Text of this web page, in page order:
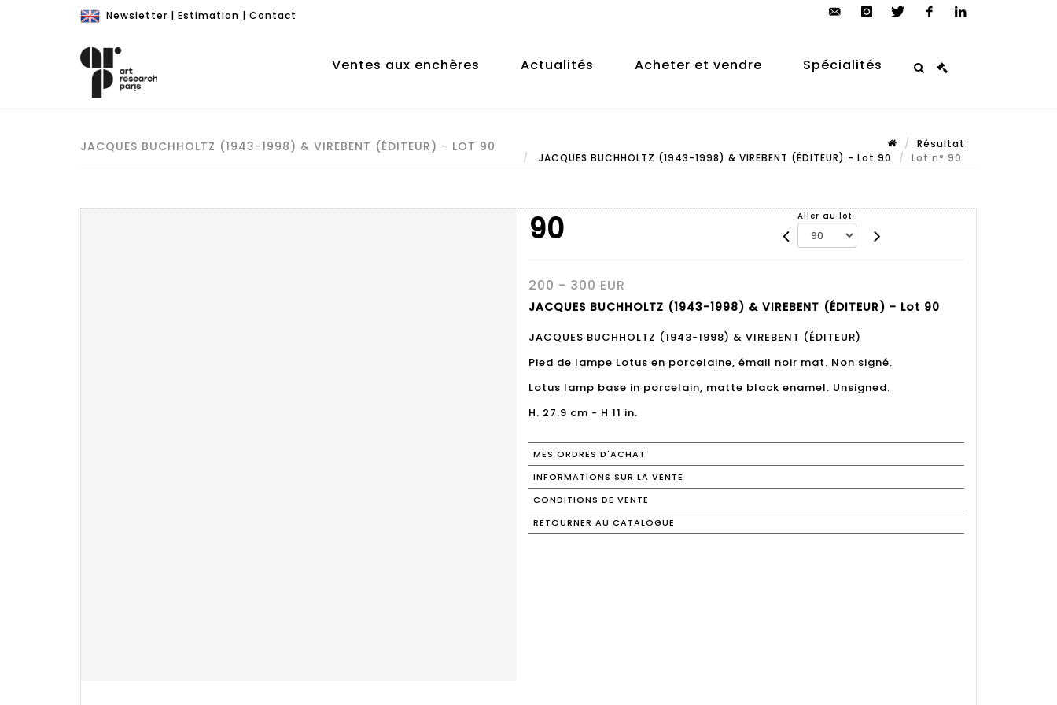
Newsletter | Estimation | Contact
auction.com
Ventes aux enchères Actualités Acheter et vendre Spécialités
JACQUES BUCHHOLTZ (1943-1998) & VIREBENT (ÉDITEUR) - LOT 90
Résultat
JACQUES BUCHHOLTZ (1943-1998) & VIREBENT (ÉDITEUR) - Lot 90
Lot n° 90
90 Aller au lot
200 - 300 EUR
JACQUES BUCHHOLTZ (1943-1998) & VIREBENT (ÉDITEUR) - Lot 90
JACQUES BUCHHOLTZ (1943-1998) & VIREBENT (ÉDITEUR)
Pied de lampe Lotus en porcelaine, émail noir mat. Non signé.
Lotus lamp base in porcelain, matte black enamel. Unsigned.
H. 27.9 cm - H 11 in.
MES ORDRES D'ACHAT
INFORMATIONS SUR LA VENTE
CONDITIONS DE VENTE
RETOURNER AU CATALOGUE